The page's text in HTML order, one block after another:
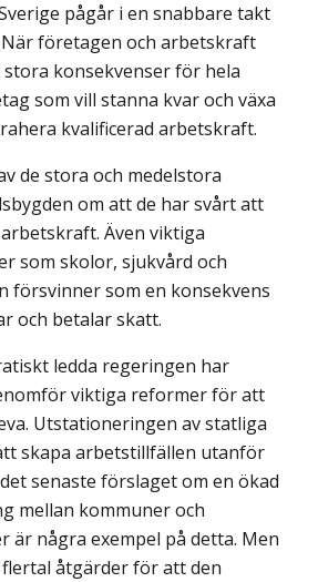
pågår i en snabbare takt
företagen och arbetskraft
konsekvenser för hela
som vill stanna kvar och växa
kvalificerad arbetskraft.
de stora och medelstora
om att de har svårt att
Även viktiga
som skolor, sjukvård och
försvinner som en konsekvens
och betalar skatt.
ledda regeringen har
viktiga reformer för att
Utstationeringen av statliga
skapa arbetstillfällen utanför
senaste förslaget om en ökad
mellan kommuner och
är några exempel på detta. Men
åtgärder för att den